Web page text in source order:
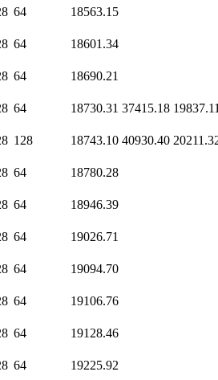
64
18563.15
64
18601.34
64
18690.21
64 18730.31 37415.18
128 18743.10 40930.40
64
18780.28
64
18946.39
64
19026.71
64
19094.70
64
19106.76
64
19128.46
64
19225.92